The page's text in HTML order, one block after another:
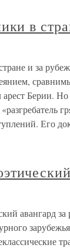
в
и за
Берии.
Его
авангард